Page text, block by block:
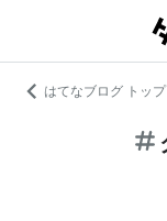
はてなブログ トップ